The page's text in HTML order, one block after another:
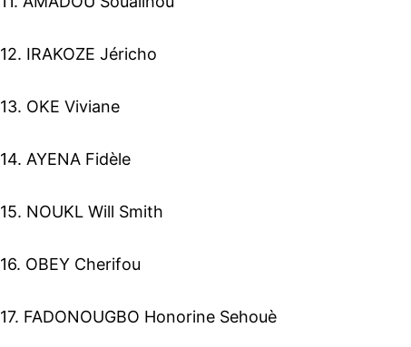
12. IRAKOZE Jéricho
13. OKE Viviane
14. AYENA Fidèle
15. NOUKL Will Smith
16. OBEY Cherifou
17. FADONOUGBO Honorine Sehouè